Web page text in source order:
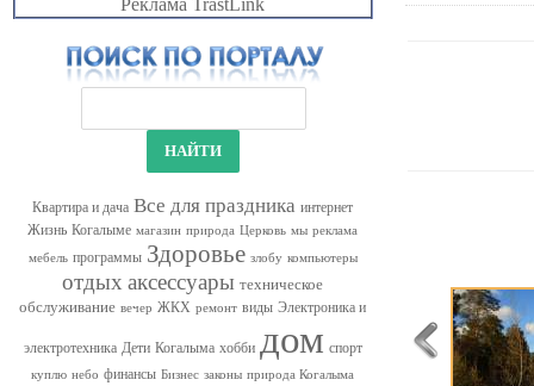
Реклама TrastLink
Квартира и дача Все для праздника интернет
Жизнь Когалыме магазин природа Церковь мы реклама
мебель программы Здоровье злобу компьютеры
отдых аксессуары техническое
обслуживание вечер ЖКХ ремонт виды Электроника и
электротехника Дети Когалыма хобби дом спорт
куплю небо финансы Бизнес законы природа Когалыма